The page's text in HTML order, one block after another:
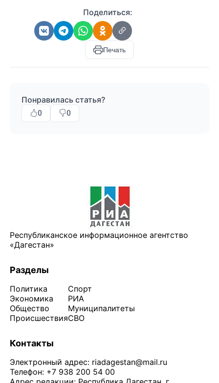
Поделиться:
Печать
Понравилась статья?
0 0
Республиканское информационное агентство
«Дагестан»
Разделы
Политика
Экономика
Общество
Происшествия
Спорт
РИА
Муниципалитеты
СВО
Контакты
Электронный адрес: riadagestan@mail.ru
Телефон: +7 938 200 54 00